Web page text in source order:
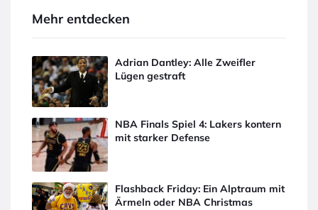
Mehr entdecken
Adrian Dantley: Alle Zweifler
Lügen gestraft
NBA Finals Spiel 4: Lakers kontern
mit starker Defense
Flashback Friday: Ein Alptraum mit
Ärmeln oder NBA Christmas